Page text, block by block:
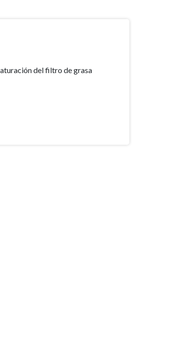
del filtro de grasa